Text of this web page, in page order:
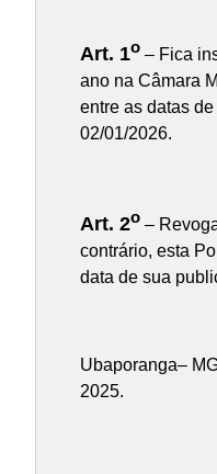
Art. 1o – Fica
ano na Câmara
entre as datas
02/01/2026.
Art. 2o –
contrário, esta
data de sua
Ubaporanga–
2025.